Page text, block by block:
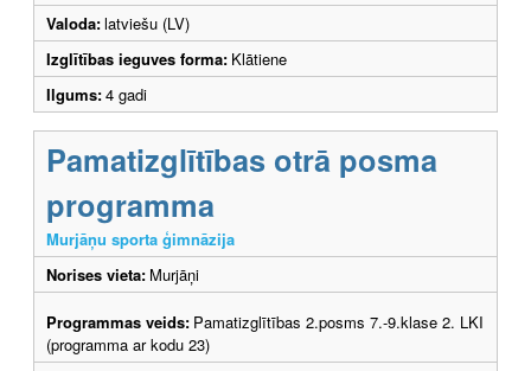
Valoda:latviešu (LV)
Izglītības ieguves forma: Klātiene
Ilgums:4 gadi
Pamatizglītības otrā posma
programma
Murjāņu sporta ģimnāzija
Norises vieta: Murjāņi
Programmas veids: Pamatizglītības 2.posms 7.-9.klase 2. LKI
(programma ar kodu 23)